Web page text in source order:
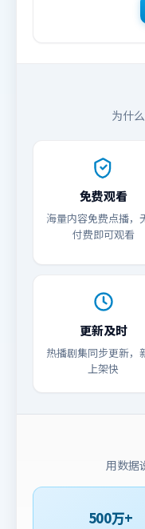
为什
免费观看
海量内容免费点播，
付费即可观看
更新及时
热播剧集同步更新，
上架快
用数据
500万+